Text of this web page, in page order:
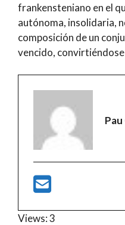
frankensteniano en el
autónoma, insolidaria,
composición de un
vencido,
Views: 3